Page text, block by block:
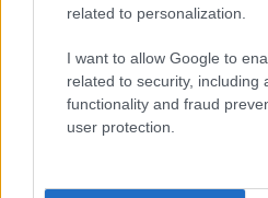
related to personalization.
I want to allow Google to
related to security, including
functionality and fraud
user protection.
πέντε μεγάλων